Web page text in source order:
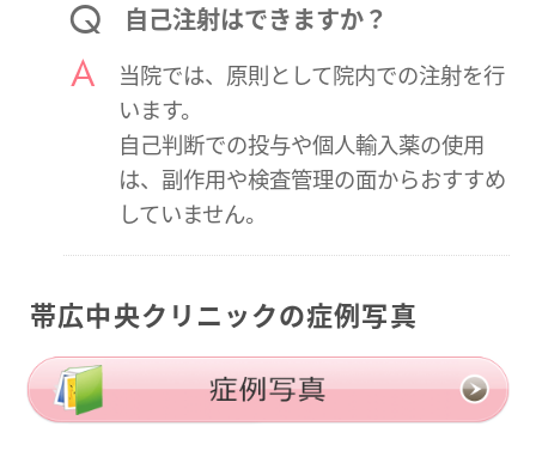
自己注射はできますか？
当院では、原則として院内での注射を行
います。
自己判断での投与や個人輸入薬の使用
は、副作用や検査管理の面からおすすめ
していません。
帯広中央クリニックの症例写真